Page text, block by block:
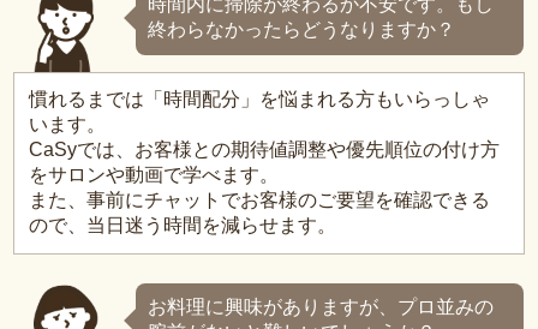
時間内に掃除が終わるか不安です。もし
終わらなかったらどうなりますか？
慣れるまでは「時間配分」を悩まれる方もいらっしゃ
います。
CaSyでは、お客様との期待値調整や優先順位の付け方
をサロンや動画で学べます。
また、事前にチャットでお客様のご要望を確認できる
ので、当日迷う時間を減らせます。
お料理に興味がありますが、プロ並みの